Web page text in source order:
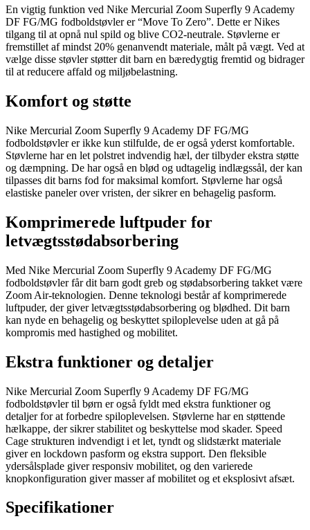
En vigtig funktion ved Nike Mercurial Zoom Superfly 9 Academy
DF FG/MG fodboldstøvler er “Move To Zero”. Dette er Nikes
tilgang til at opnå nul spild og blive CO2-neutrale. Støvlerne er
fremstillet af mindst 20% genanvendt materiale, målt på vægt. Ved at
vælge disse støvler støtter dit barn en bæredygtig fremtid og bidrager
til at reducere affald og miljøbelastning.
Komfort og støtte
Nike Mercurial Zoom Superfly 9 Academy DF FG/MG
fodboldstøvler er ikke kun stilfulde, de er også yderst komfortable.
Støvlerne har en let polstret indvendig hæl, der tilbyder ekstra støtte
og dæmpning. De har også en blød og udtagelig indlægssål, der kan
tilpasses dit barns fod for maksimal komfort. Støvlerne har også
elastiske paneler over vristen, der sikrer en behagelig pasform.
Komprimerede luftpuder for
letvægtsstødabsorbering
Med Nike Mercurial Zoom Superfly 9 Academy DF FG/MG
fodboldstøvler får dit barn godt greb og stødabsorbering takket være
Zoom Air-teknologien. Denne teknologi består af komprimerede
luftpuder, der giver letvægtsstødabsorbering og blødhed. Dit barn
kan nyde en behagelig og beskyttet spiloplevelse uden at gå på
kompromis med hastighed og mobilitet.
Ekstra funktioner og detaljer
Nike Mercurial Zoom Superfly 9 Academy DF FG/MG
fodboldstøvler til børn er også fyldt med ekstra funktioner og
detaljer for at forbedre spiloplevelsen. Støvlerne har en støttende
hælkappe, der sikrer stabilitet og beskyttelse mod skader. Speed
Cage strukturen indvendigt i et let, tyndt og slidstærkt materiale
giver en lockdown pasform og ekstra support. Den fleksible
ydersålsplade giver responsiv mobilitet, og den varierede
knopkonfiguration giver masser af mobilitet og et eksplosivt afsæt.
Specifikationer